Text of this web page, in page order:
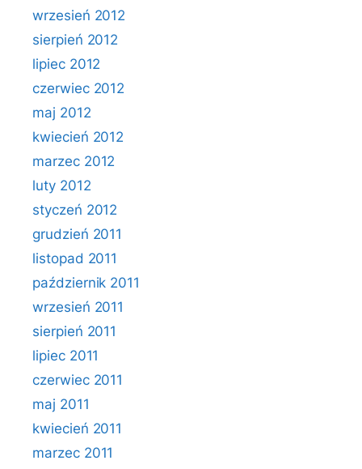
wrzesień 2012
sierpień 2012
lipiec 2012
czerwiec 2012
maj 2012
kwiecień 2012
marzec 2012
luty 2012
styczeń 2012
grudzień 2011
listopad 2011
październik 2011
wrzesień 2011
sierpień 2011
lipiec 2011
czerwiec 2011
maj 2011
kwiecień 2011
marzec 2011